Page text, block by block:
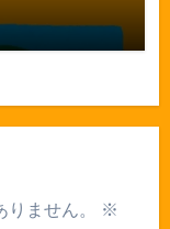
ません。
※